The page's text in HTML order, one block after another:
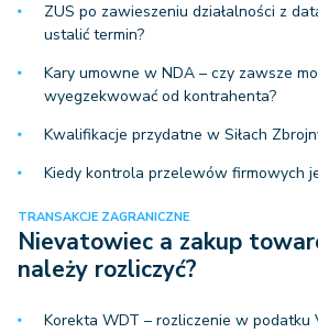
ZUS po zawieszeniu działalności z
ustalić termin?
Kary umowne w NDA – czy zawsze
wyegzekwować od kontrahenta?
Kwalifikacje przydatne w Siłach
Kiedy kontrola przelewów firmowych
TRANSAKCJE ZAGRANICZNE
Nievatowiec a zakup
należy rozliczyć?
Korekta WDT – rozliczenie w podatku